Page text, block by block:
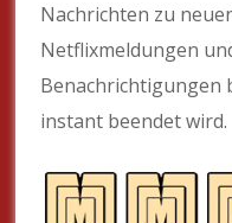
Nachrichten zu
Netflixmeldungen
Benachrichtigungen
instant beendet wird.